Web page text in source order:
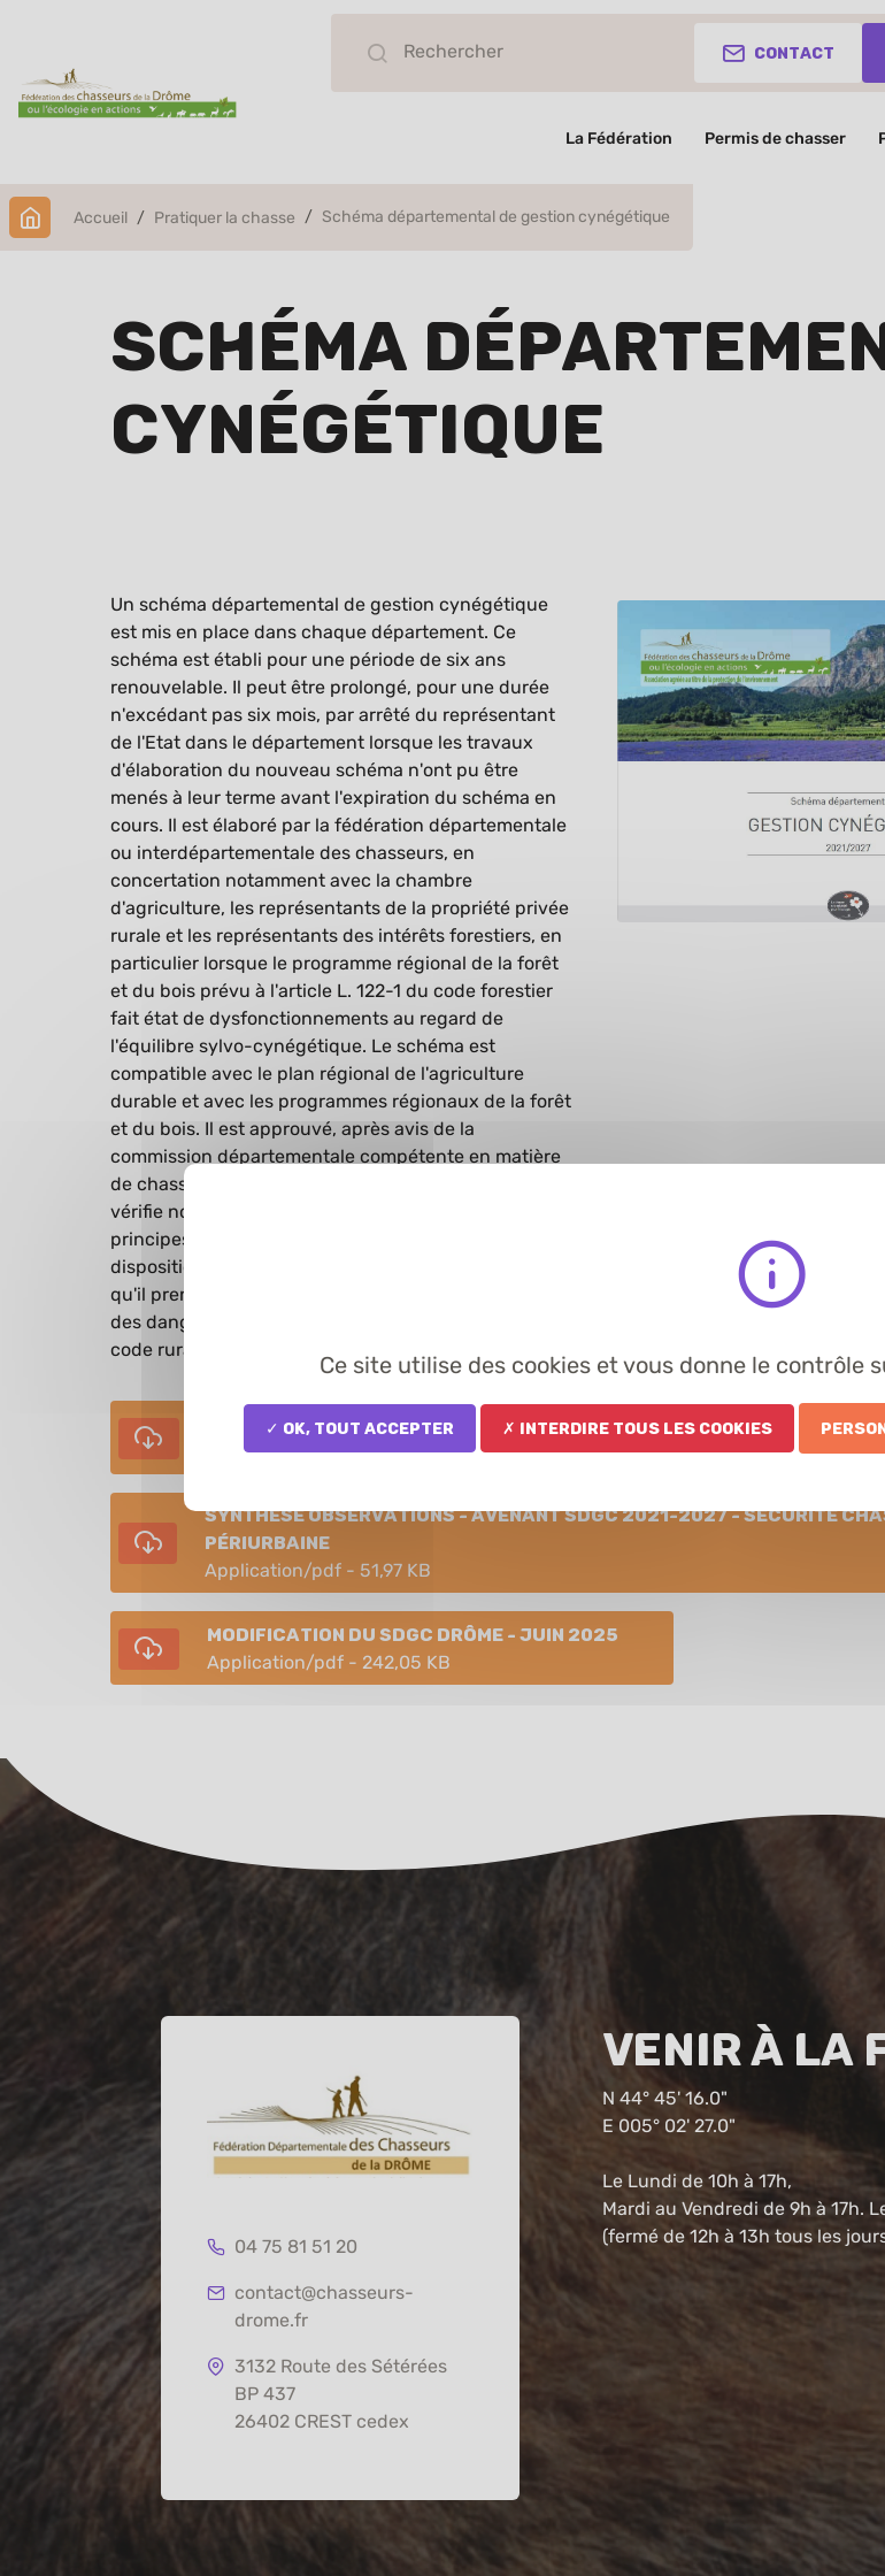
Contact
La Fédération Permis de chasser
Accueil Pratiquer la chasse Schéma départemental de gestion cynégétique
Schéma
Cynégétique
Un schéma départemental de gestion cynégétique
est mis en place dans chaque département. Ce
schéma est établi pour une période de six ans
renouvelable. Il peut être prolongé, pour une durée
n'excédant pas six mois, par arrêté du représentant
de l'Etat dans le département lorsque les travaux
d'élaboration du nouveau schéma n'ont pu être
menés à leur terme avant l'expiration du schéma en
cours. Il est élaboré par la fédération départementale
ou interdépartementale des chasseurs, en
concertation notamment avec la chambre
d'agriculture, les représentants de la propriété privée
rurale et les représentants des intérêts forestiers, en
particulier lorsque le programme régional de la forêt
et du bois prévu à l'article L. 122-1 du code forestier
fait état de dysfonctionnements au regard de
l'équilibre sylvo-cynégétique. Le schéma est
compatible avec le plan régional de l'agriculture
durable et avec les programmes régionaux de la forêt
et du bois. Il est approuvé, après avis de la
commission départementale compétente en matière
de chasse ou de faune sauvage, par le préfet, qui
vérifie notamment qu'il est compatible avec les
principes énoncés à l'article L. 420-1 et les
dispositions de l'article L. 425-4 du présent code et
qu'il prend en compte le schéma régional de maîtrise
des dangers sanitaires défini à l'article L. 201-12 du
code rural et de la pêche maritime.
SDGC 2021-2027
application/pdf - 6 938,50 KB
Synthèse observations - Avenant SDGC 2021-2027 - Sécurité
périurbaine
application/pdf - 51,97 KB
Modification du SDGC drôme - Juin 2025
application/pdf - 242,05 KB
04 75 81 51 20
contact@chasseurs-
drome.fr
3132 Route des Sétérées
BP 437
26402 CREST cedex
Venir à la
N 44° 45' 16.0"
E 005° 02' 27.0"
Le Lundi de 10h à 17h,
Mardi au Vendredi de 9h à 17h.
(fermé de 12h à 13h tous les
Ce site utilise des cookies et vous donne le contrôle
✓ OK, tout accepter ✗ Interdire tous les cookies